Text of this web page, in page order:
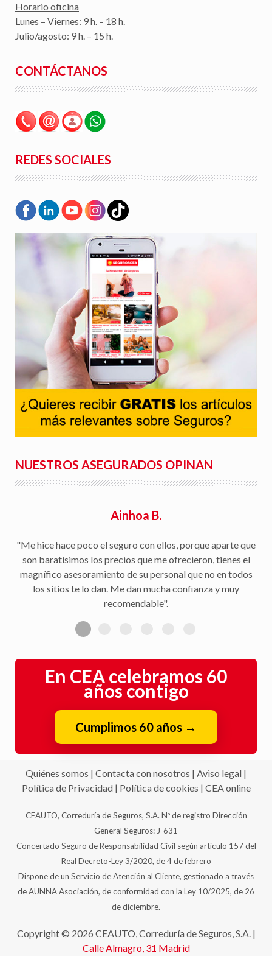
Horario oficina
Lunes – Viernes: 9 h. – 18 h.
Julio/agosto: 9 h. – 15 h.
CONTÁCTANOS
REDES SOCIALES
NUESTROS ASEGURADOS OPINAN
Ainhoa B.
"Me hice hace poco el seguro con ellos, porque aparte que
son baratísimos los precios que me ofrecieron, tienes el
magnífico asesoramiento de su personal que no en todos
los sitios te lo dan. Me dan mucha confianza y muy
recomendable".
En CEA celebramos 60
años contigo
Cumplimos 60 años →
Quiénes somos | Contacta con nosotros | Aviso legal |
Política de Privacidad| Política de cookies | CEA online
CEAUTO, Correduría de Seguros, S.A. Nº de registro Dirección
General Seguros: J-631
Concertado Seguro de Responsabilidad Civil según artículo 157 del
Real Decreto-Ley 3/2020, de 4 de febrero
Dispone de un Servicio de Atención al Cliente, gestionado a través
de AUNNA Asociación, de conformidad con la Ley 10/2025, de 26
de diciembre.
Copyright © 2026 CEAUTO, Correduría de Seguros, S.A. |
Calle Almagro, 31 Madrid